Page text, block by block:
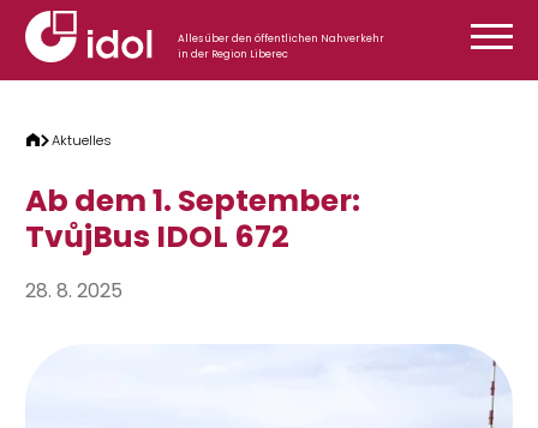
Zum Inhalt springen
Alles über den öffentlichen Nahverkehr
in der Region Liberec
Aktuelles
Ab dem 1. September:
TvůjBus IDOL 672
28. 8. 2025